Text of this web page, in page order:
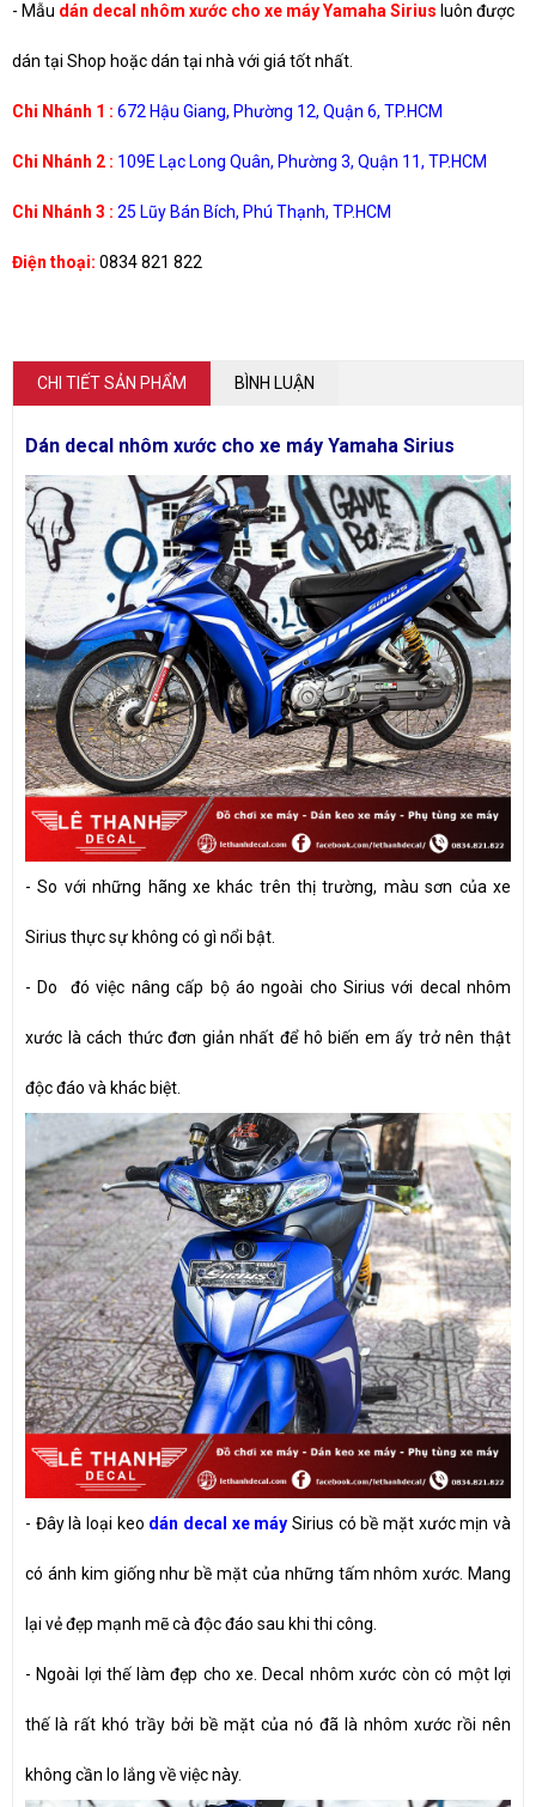
- Mẫu dán decal nhôm xước cho xe máy Yamaha Sirius luôn được
dán tại Shop hoặc dán tại nhà với giá tốt nhất.
Chi Nhánh 1 : 672 Hậu Giang, Phường 12, Quận 6, TP.HCM
Chi Nhánh 2 : 109E Lạc Long Quân, Phường 3, Quận 11, TP.HCM
Chi Nhánh 3 : 25 Lũy Bán Bích, Phú Thạnh, TP.HCM
Điện thoại: 0834 821 822
CHI TIẾT SẢN PHẨM BÌNH LUẬN
Dán decal nhôm xước cho xe máy Yamaha Sirius
- So với những hãng xe khác trên thị trường, màu sơn của xe
Sirius thực sự không có gì nổi bật.
- Do đó việc nâng cấp bộ áo ngoài cho Sirius với decal nhôm
xước là cách thức đơn giản nhất để hô biến em ấy trở nên thật
độc đáo và khác biệt.
- Đây là loại keo dán decal xe máy Sirius có bề mặt xước mịn và
có ánh kim giống như bề mặt của những tấm nhôm xước. Mang
lại vẻ đẹp mạnh mẽ cà độc đáo sau khi thi công.
- Ngoài lợi thế làm đẹp cho xe. Decal nhôm xước còn có một lợi
thế là rất khó trầy bởi bề mặt của nó đã là nhôm xước rồi nên
không cần lo lắng về việc này.